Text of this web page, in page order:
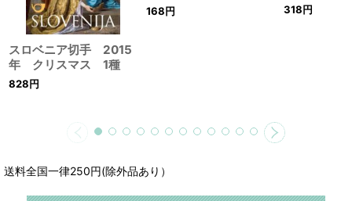
スロベニア切手 2015
年 クリスマス 1種
828円
168円 318円
送料全国一律250円(除外品あり）